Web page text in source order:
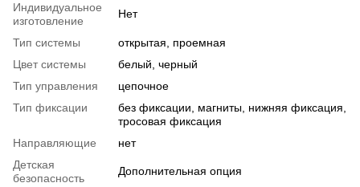
Индивидуальное
изготовление
Нет
Тип системы
открытая, проемная
Цвет системы
белый, черный
Тип управления
цепочное
Тип фиксации
без фиксации, магниты, нижняя фиксация,
тросовая фиксация
Направляющие
нет
Детская
безопасность
Дополнительная опция